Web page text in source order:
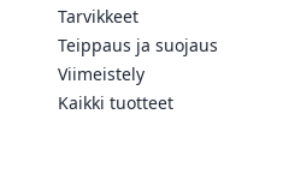
Tarvikkeet
Teippaus ja suojaus
Viimeistely
Kaikki tuotteet